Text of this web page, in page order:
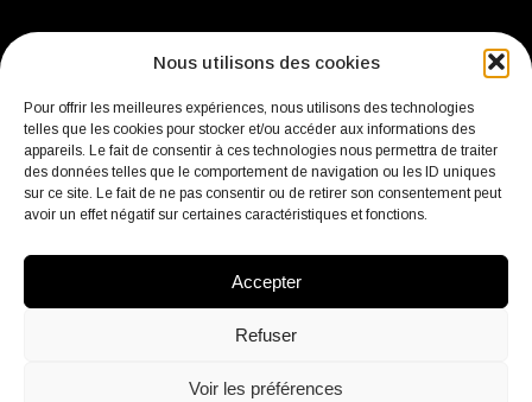
Nous utilisons des cookies
Pour offrir les meilleures expériences, nous utilisons des technologies
telles que les cookies pour stocker et/ou accéder aux informations des
appareils. Le fait de consentir à ces technologies nous permettra de traiter
des données telles que le comportement de navigation ou les ID uniques
sur ce site. Le fait de ne pas consentir ou de retirer son consentement peut
avoir un effet négatif sur certaines caractéristiques et fonctions.
Accepter
Refuser
Voir les préférences
Charte environnementale
Politique de confidentialité
Mentions légales
Linkedin